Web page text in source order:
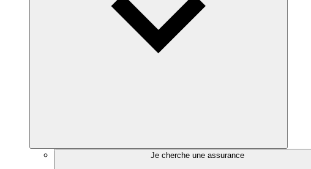
Je cherche une assurance